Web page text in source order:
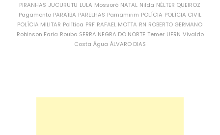
PIRANHAS JUCURUTU LULA Mossoró NATAL Nilda NÉLTER QUEIROZ
Pagamento PARAÍBA PARELHAS Parnamirim POLÍCIA POLÍCIA CIVIL
POLÍCIA MILITAR Política PRF RAFAEL MOTTA RN ROBERTO GERMANO
Robinson Faria Roubo SERRA NEGRA DO NORTE Temer UFRN Vivaldo
Costa Água ÁLVARO DIAS